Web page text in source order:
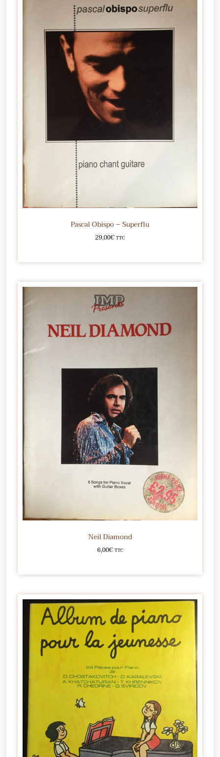
Pascal Obispo – Superflu
29,00€TTC
Neil Diamond
6,00€ TTC